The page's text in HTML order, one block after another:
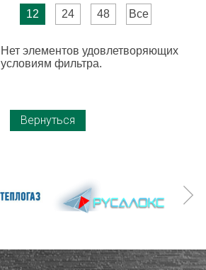
12 24 48 Все
Нет элементов удовлетворяющих
условиям фильтра.
Вернуться